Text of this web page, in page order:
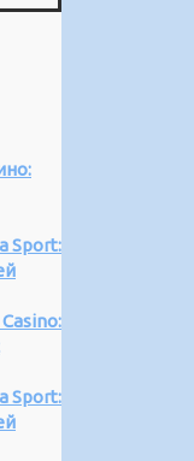
Sport:
Sport: